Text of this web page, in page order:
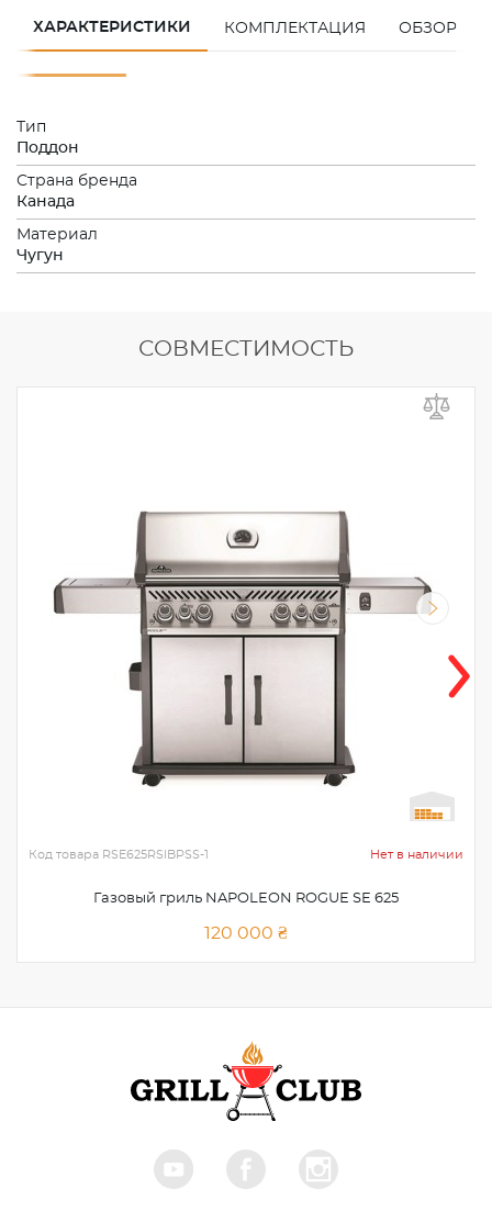
ХАРАКТЕРИСТИКИ КОМПЛЕКТАЦИЯ ОБЗОР
Тип
Поддон
Страна бренда
Канада
Материал
Чугун
СОВМЕСТИМОСТЬ
Код товара RSE625RSIBPSS-1 Нет в наличии
Газовый гриль NAPOLEON ROGUE SE 625
120 000 ₴